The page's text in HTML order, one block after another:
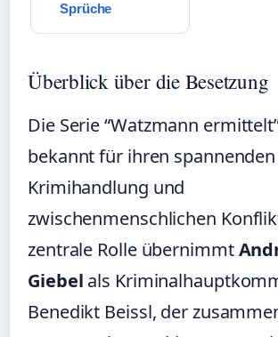
Sprüche
Überblick über die Besetzung
Die Serie “Watzmann
bekannt für ihren
Krimihandlung und
zwischenmenschlichen
zentrale Rolle übernimmt
Giebel als
Benedikt Beissl, der